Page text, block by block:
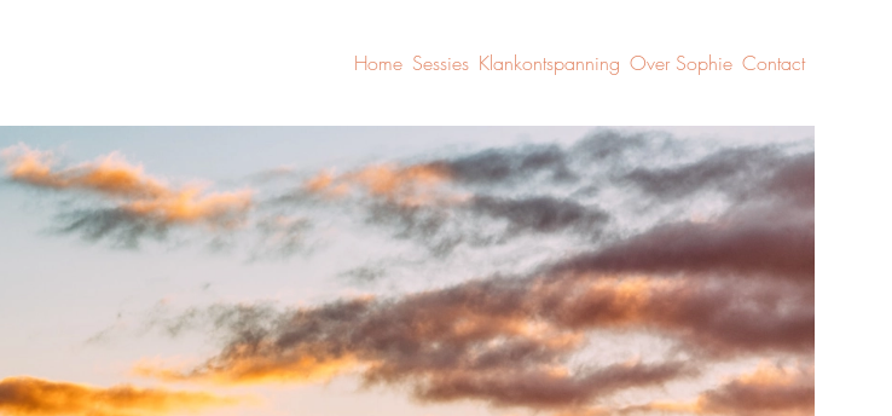
Home Sessies Klankontspanning Over Sophie Contact